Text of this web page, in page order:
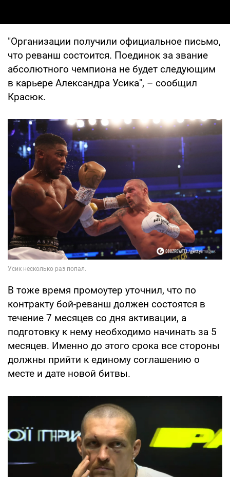
"Организации получили официальное письмо,
что реванш состоится. Поединок за звание
абсолютного чемпиона не будет следующим
в карьере Александра Усика", – сообщил
Красюк.
В тоже время промоутер уточнил, что по
контракту бой-реванш должен состоятся в
течение 7 месяцев со дня активации, а
подготовку к нему необходимо начинать за 5
месяцев. Именно до этого срока все стороны
должны прийти к единому соглашению о
месте и дате новой битвы.